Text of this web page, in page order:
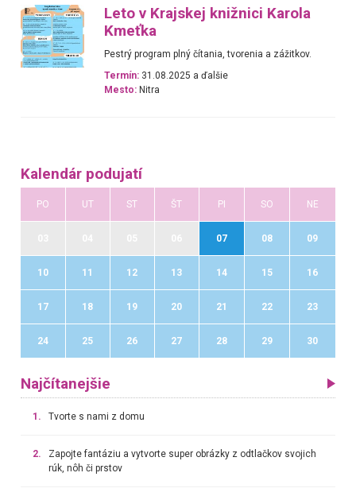
Leto v Krajskej knižnici Karola
Kmeťka
Pestrý program plný čítania, tvorenia a zážitkov.
Termín: 31.08.2025 a ďalšie
Mesto: Nitra
Kalendár podujatí
PO UT ST ŠT PI SO NE
07 08 09
10 11 12 13 14 15 16
17 18 19 20 21 22 23
24 25 26 27 28 29 30
Najčítanejšie
1. Tvorte s nami z domu
2.
Zapojte fantáziu a vytvorte super obrázky z odtlačkov svojich
rúk, nôh či prstov